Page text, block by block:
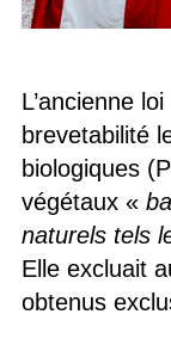
L’ancienne
brevetabilité
biologiques
végétaux «
naturels tels
Elle excluait
obtenus